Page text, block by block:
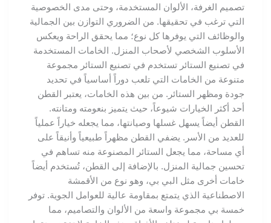
تصميم الغرفة، الألوان المستخدمة، وحتى مدى الخصوصية
التي ترغب في تحقيقها. من الضروري التوازن بين الجمالية
والوظائف التي يوفرها كل نوع؛ مما يحقق الراحة ويعكس
الأسلوب الشخصي لأصحاب المنزل. الخامات المستخدمة
في تصنيع الستائر تستخدم في تصنيع الستائر مجموعة
متنوعة من الخامات التي تلعب دوراً أساسياً في تحديد
جودة ومظهر الستائر. من بين هذه الخامات، يعتبر القطن
أحد أكثر الخيارات شيوعاً، حيث يتميز بنعومته ومتانته.
القطن أيضاً يسهل غسلها وصيانتها، مما يجعله خياراً عملياً
للعديد من الأسر. يضفي القطن مظهراً طبيعياً وأنيقاً على
أي مساحة، مما يجعل الستائر المصنوعة منه تساهم في
تحسين جمالية المنزل. بالإضافة إلى القطن، تُستخدم أيضاً
خامات أخرى مثل البي بي، وهو نوع من الأقمشة
الاصطناعية الذي يتمتع بمقاومة عالية للعوامل الجوية. توفر
خمسة بي مجموعة واسعة من الألوان والتصاميم، مما